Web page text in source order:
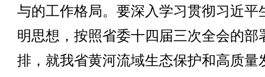
与的工作格局。要深入学习贯彻习近平
明思想，按照省委十四届三次全会的部
排，就我省黄河流域生态保护和高质量